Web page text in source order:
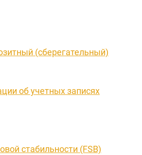
(сберегательный)
об учетных записях
стабильности (FSB)